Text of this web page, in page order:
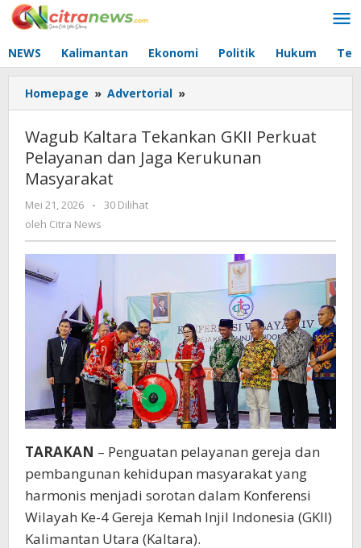
Lewati
ke
NEWS Kalimantan Ekonomi Politik Hukum
Homepage » Advertorial »
Kaltara
Tekankan
GKII
Perkuat
Masyarakat
Wagub Kaltara Tekankan GKII Perkuat
Pelayanan dan Jaga Kerukunan
Masyarakat
Mei 21, 2026
oleh
Citra
-
30 Dilihat
oleh Citra News
TARAKAN – Penguatan pelayanan gereja dan
pembangunan kehidupan masyarakat yang
harmonis menjadi sorotan dalam Konferensi
Wilayah Ke-4 Gereja Kemah Injil Indonesia (GKII)
Kalimantan Utara (Kaltara).